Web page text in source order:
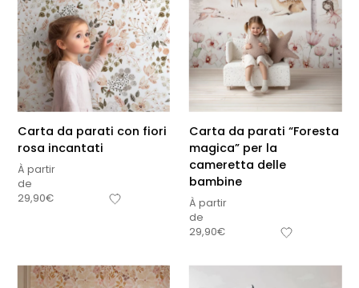
Carta da parati con fiori
rosa incantati
À partir
de
29,90€
Carta da parati “Foresta
magica” per la
cameretta delle
bambine
À partir
de
29,90€